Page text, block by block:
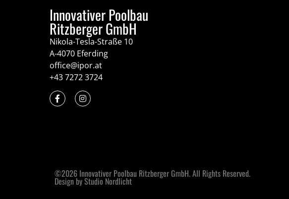
Innovativer Poolbau
Ritzberger GmbH
Nikola-Tesla-Straße 10
A-4070 Eferding
office@ipor.at
+43 7272 3724
©2026 Innovativer Poolbau Ritzberger GmbH. All Rights Reserved.
Design by Studio Nordlicht